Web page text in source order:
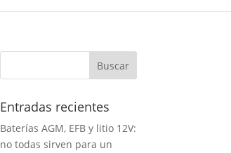
Entradas recientes
Baterías AGM, EFB y litio 12V:
no todas sirven para un